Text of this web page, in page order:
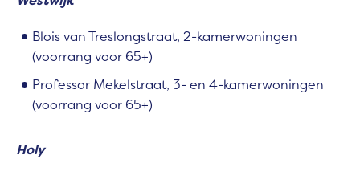
Blois van Treslongstraat, 2-kamerwoningen
(voorrang voor 65+)
Professor Mekelstraat, 3- en 4-kamerwoningen
(voorrang voor 65+)
Holy